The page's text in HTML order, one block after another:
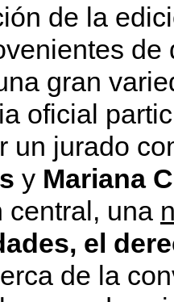
de la
gran
oficial
un jurado
y Mariana
central, una
el
de la